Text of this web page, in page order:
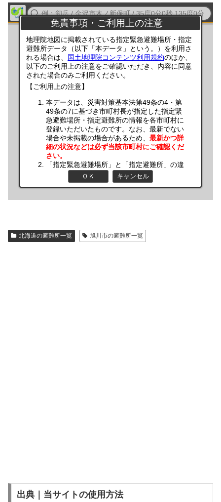
北海道の避難所一覧 旭川市の避難所一覧
出典｜当サイトの使用方法